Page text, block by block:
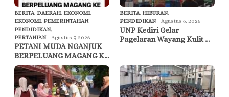
BERITA, DAERAH, EKONOMI,
EKONOMI, PEMERINTAHAN,
PENDIDIKAN,
PERTANIAN
Agustus 7, 2026
PETANI MUDA NGANJUK
BERPELUANG MAGANG K…
BERITA, HIBURAN,
PENDIDIKAN
Agustus 6, 2026
UNP Kediri Gelar
Pagelaran Wayang Kulit …